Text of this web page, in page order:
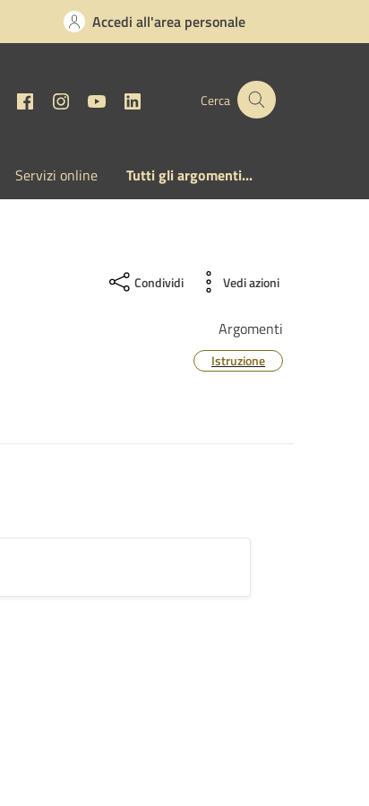
Accedi all'area personale
FacebookInstagram
YouTubeLinkedinCerca
Servizi online Tutti gli argomenti...
Condividi Vedi azioni
Argomenti
Istruzione